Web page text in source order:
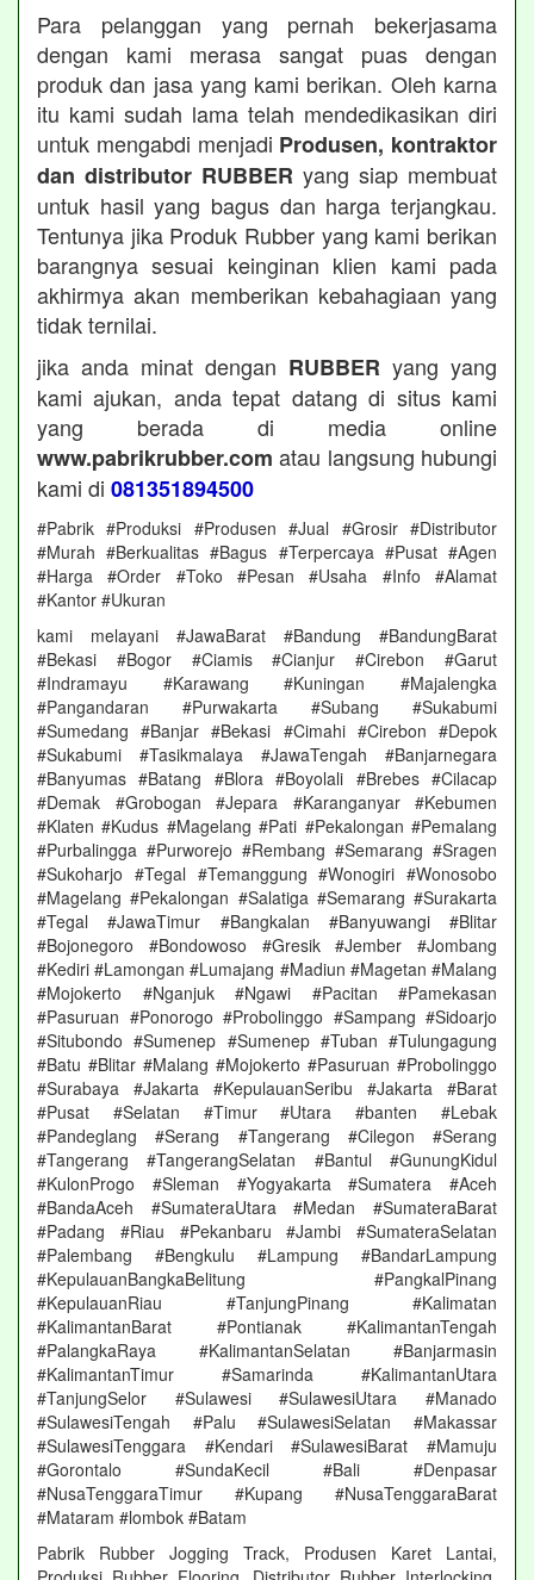
Para pelanggan yang pernah bekerjasama
dengan kami merasa sangat puas dengan
produk dan jasa yang kami berikan. Oleh karna
itu kami sudah lama telah mendedikasikan diri
untuk mengabdi menjadi Produsen, kontraktor
dan distributor RUBBER yang siap membuat
untuk hasil yang bagus dan harga terjangkau.
Tentunya jika Produk Rubber yang kami berikan
barangnya sesuai keinginan klien kami pada
akhirmya akan memberikan kebahagiaan yang
tidak ternilai.
jika anda minat dengan RUBBER yang yang
kami ajukan, anda tepat datang di situs kami
yang berada di media online
www.pabrikrubber.com atau langsung hubungi
kami di 081351894500
#Pabrik #Produksi #Produsen #Jual #Grosir #Distributor
#Murah #Berkualitas #Bagus #Terpercaya #Pusat #Agen
#Harga #Order #Toko #Pesan #Usaha #Info #Alamat
#Kantor #Ukuran
kami melayani #JawaBarat #Bandung #BandungBarat
#Bekasi #Bogor #Ciamis #Cianjur #Cirebon #Garut
#Indramayu #Karawang #Kuningan #Majalengka
#Pangandaran #Purwakarta #Subang #Sukabumi
#Sumedang #Banjar #Bekasi #Cimahi #Cirebon #Depok
#Sukabumi #Tasikmalaya #JawaTengah #Banjarnegara
#Banyumas #Batang #Blora #Boyolali #Brebes #Cilacap
#Demak #Grobogan #Jepara #Karanganyar #Kebumen
#Klaten #Kudus #Magelang #Pati #Pekalongan #Pemalang
#Purbalingga #Purworejo #Rembang #Semarang #Sragen
#Sukoharjo #Tegal #Temanggung #Wonogiri #Wonosobo
#Magelang #Pekalongan #Salatiga #Semarang #Surakarta
#Tegal #JawaTimur #Bangkalan #Banyuwangi #Blitar
#Bojonegoro #Bondowoso #Gresik #Jember #Jombang
#Kediri #Lamongan #Lumajang #Madiun #Magetan #Malang
#Mojokerto #Nganjuk #Ngawi #Pacitan #Pamekasan
#Pasuruan #Ponorogo #Probolinggo #Sampang #Sidoarjo
#Situbondo #Sumenep #Sumenep #Tuban #Tulungagung
#Batu #Blitar #Malang #Mojokerto #Pasuruan #Probolinggo
#Surabaya #Jakarta #KepulauanSeribu #Jakarta #Barat
#Pusat #Selatan #Timur #Utara #banten #Lebak
#Pandeglang #Serang #Tangerang #Cilegon #Serang
#Tangerang #TangerangSelatan #Bantul #GunungKidul
#KulonProgo #Sleman #Yogyakarta #Sumatera #Aceh
#BandaAceh #SumateraUtara #Medan #SumateraBarat
#Padang #Riau #Pekanbaru #Jambi #SumateraSelatan
#Palembang #Bengkulu #Lampung #BandarLampung
#KepulauanBangkaBelitung #PangkalPinang
#KepulauanRiau #TanjungPinang #Kalimatan
#KalimantanBarat #Pontianak #KalimantanTengah
#PalangkaRaya #KalimantanSelatan #Banjarmasin
#KalimantanTimur #Samarinda #KalimantanUtara
#TanjungSelor #Sulawesi #SulawesiUtara #Manado
#SulawesiTengah #Palu #SulawesiSelatan #Makassar
#SulawesiTenggara #Kendari #SulawesiBarat #Mamuju
#Gorontalo #SundaKecil #Bali #Denpasar
#NusaTenggaraTimur #Kupang #NusaTenggaraBarat
#Mataram #lombok #Batam
Pabrik Rubber Jogging Track, Produsen Karet Lantai,